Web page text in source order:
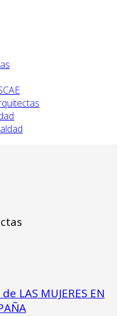
LAS MUJERES EN